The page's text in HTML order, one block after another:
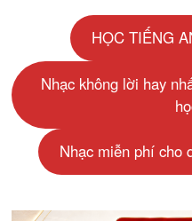
HỌC TIẾNG
Nhạc không lời hay
Nhạc miễn phí cho